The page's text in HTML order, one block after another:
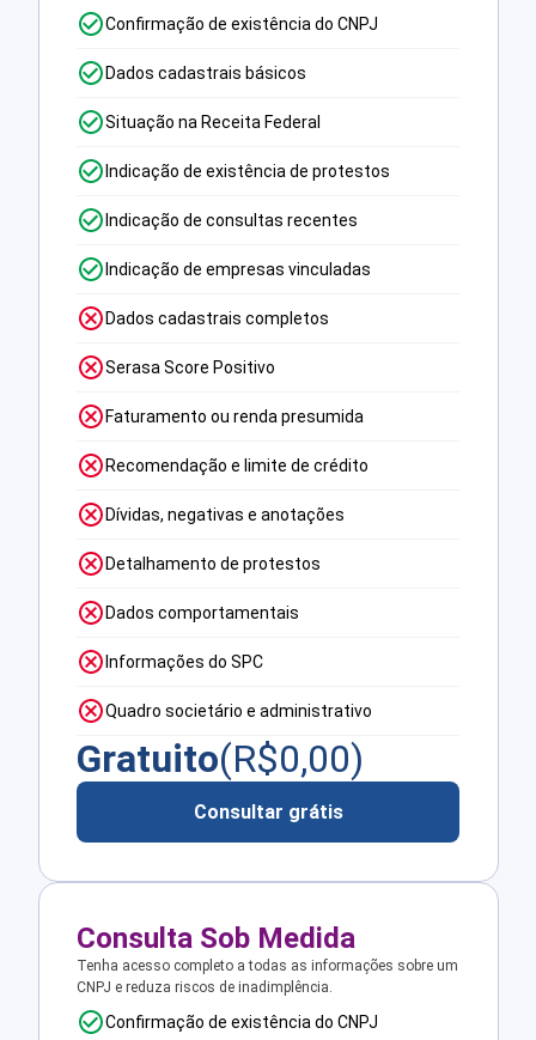
Confirmação de existência do CNPJ
Dados cadastrais básicos
Situação na Receita Federal
Indicação de existência de protestos
Indicação de consultas recentes
Indicação de empresas vinculadas
Dados cadastrais completos
Serasa Score Positivo
Faturamento ou renda presumida
Recomendação e limite de crédito
Dívidas, negativas e anotações
Detalhamento de protestos
Dados comportamentais
Informações do SPC
Quadro societário e administrativo
Gratuito(R$0,00)
Consultar grátis
Consulta Sob Medida
Tenha acesso completo a todas as informações sobre um
CNPJ e reduza riscos de inadimplência.
Confirmação de existência do CNPJ